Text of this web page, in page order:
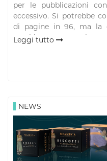
per le pubblicazioni
eccessivo. Si potrebbe
di pagine in 96, ma la
cambiare questo valore;
La rilegatura a punto
determinati tipi di
viene preferita per la
brochure e report.
La robustezza, la
facilmente
Leggi tutto
NEWS